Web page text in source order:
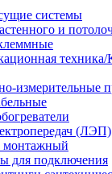
системы
и
измерительные
(ЛЭП)
монтажный
для подключения